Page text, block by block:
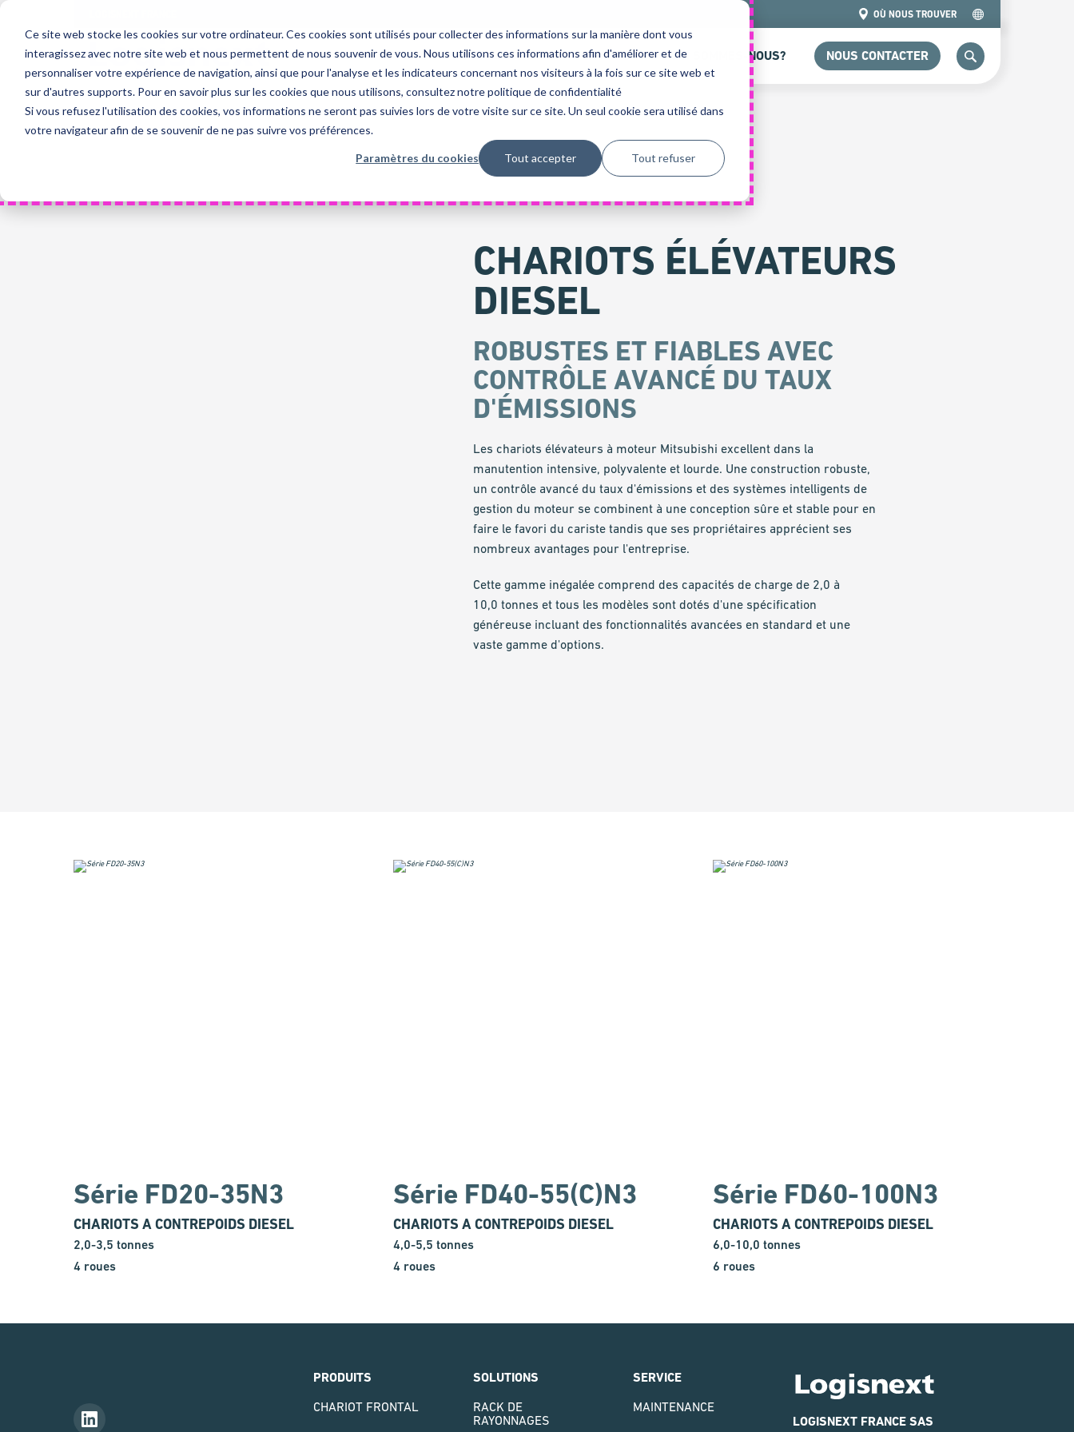
Ce site web stocke les cookies sur votre ordinateur. Ces cookies sont utilisés pour collecter des informations sur la manière dont vous
interagissez avec notre site web et nous permettent de nous souvenir de vous. Nous utilisons ces informations afin d'améliorer et de
personnaliser votre expérience de navigation, ainsi que pour l'analyse et les indicateurs concernant nos visiteurs à la fois sur ce site web et
sur d'autres supports. Pour en savoir plus sur les cookies que nous utilisons, consultez notre politique de confidentialité
Si vous refusez l'utilisation des cookies, vos informations ne seront pas suivies lors de votre visite sur ce site. Un seul cookie sera utilisé dans
votre navigateur afin de se souvenir de ne pas suivre vos préférences.
Paramètres du cookies Tout accepter Tout refuser
Skip
content
OÙ NOUS TROUVER
PRODUITS SOLUTIONS SERVICES QUI SOMMES-NOUS? NOUS CONTACTER CHERCHER
CHARIOTS ÉLÉVATEURS
DIESEL
ROBUSTES ET FIABLES AVEC
CONTRÔLE AVANCÉ DU TAUX
D'ÉMISSIONS
Les chariots élévateurs à moteur Mitsubishi excellent dans la
manutention intensive, polyvalente et lourde. Une construction robuste,
un contrôle avancé du taux d'émissions et des systèmes intelligents de
gestion du moteur se combinent à une conception sûre et stable pour en
faire le favori du cariste tandis que ses pro­pri­é­tai­res apprécient ses
nombreux avantages pour l'entreprise.
Cette gamme inégalée comprend des capacités de charge de 2,0 à
10,0 tonnes et tous les modèles sont dotés d'une spé­ci­fi­ca­tion
généreuse incluant des fonc­tion­na­li­tés avancées en standard et une
vaste gamme d'options.
Série FD20-35N3
CHARIOTS A CONTREPOIDS DIESEL
2,0-3,5 tonnes
4 roues
Série FD40-55(C)N3
CHARIOTS A CONTREPOIDS DIESEL
4,0-5,5 tonnes
4 roues
Série FD60-100N3
CHARIOTS A CONTREPOIDS DIESEL
6,0-10,0 tonnes
6 roues
PRODUITS
CHARIOT FRONTAL
SOLUTIONS
RACK DE
RAYONNAGES
SERVICE
MAINTENANCE
LOGISNEXT FRANCE SAS